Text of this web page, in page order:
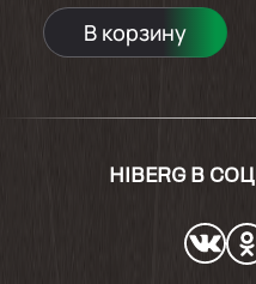
В корзину
HIBERG В